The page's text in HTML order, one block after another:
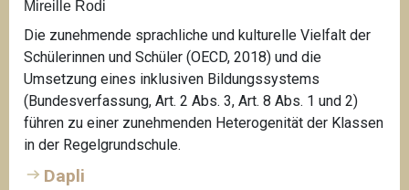
Mireille Rodi
Die zunehmende sprachliche und kulturelle Vielfalt der
Schülerinnen und Schüler (OECD, 2018) und die
Umsetzung eines inklusiven Bildungssystems
(Bundesverfassung, Art. 2 Abs. 3, Art. 8 Abs. 1 und 2)
führen zu einer zunehmenden Heterogenität der Klassen
in der Regelgrundschule.
Dapli